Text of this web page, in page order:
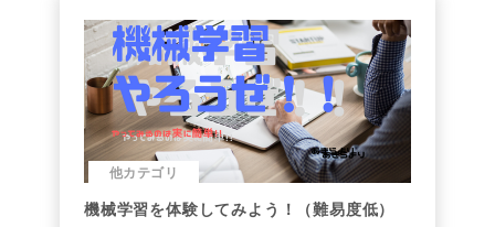
他カテゴリ
機械学習を体験してみよう！（難易度低）